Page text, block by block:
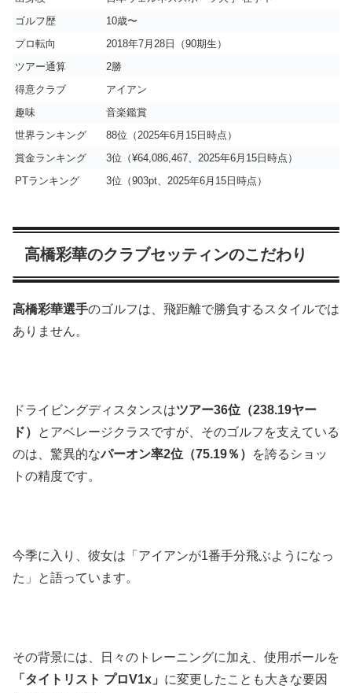
ゴルフ歴
10歳〜
プロ転向
2018年7月28日（90期生）
ツアー通算
2勝
得意クラブ
アイアン
趣味
音楽鑑賞
世界ランキング
88位（2025年6月15日時点）
賞金ランキング
3位（¥64,086,467、2025年6月15日時点）
PTランキング
3位（903pt、2025年6月15日時点）
高橋彩華のクラブセッティンのこだわり
高橋彩華選手のゴルフは、飛距離で勝負するスタイルでは
ありません。
ドライビングディスタンスはツアー36位（238.19ヤー
ド）
とアベレージクラスですが、そのゴルフを支えている
のは、驚異的なパーオン率2位（75.19％）
を誇るショッ
トの精度です。
今季に入り、彼女は「アイアンが1番手分飛ぶようになっ
た」と語っています。
その背景には、日々のトレーニングに加え、使用ボールを
「タイトリスト プロV1x」 に変更したことも大きな要因